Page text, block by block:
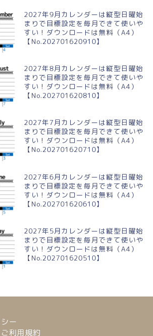
2027年9月カレンダーは縦型日曜始
まりで目標設定を毎月できて使いや
すい！ダウンロードは無料（A4）
【No.202701620910】
2027年8月カレンダーは縦型日曜始
まりで目標設定を毎月できて使いや
すい！ダウンロードは無料（A4）
【No.202701620810】
2027年7月カレンダーは縦型日曜始
まりで目標設定を毎月できて使いや
すい！ダウンロードは無料（A4）
【No.202701620710】
2027年6月カレンダーは縦型日曜始
まりで目標設定を毎月できて使いや
すい！ダウンロードは無料（A4）
【No.202701620610】
2027年5月カレンダーは縦型日曜始
まりで目標設定を毎月できて使いや
すい！ダウンロードは無料（A4）
【No.202701620510】
ー
利用規約